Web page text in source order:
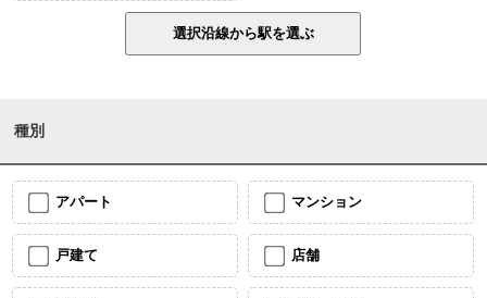
種別
アパート マンション
戸建て 店舗